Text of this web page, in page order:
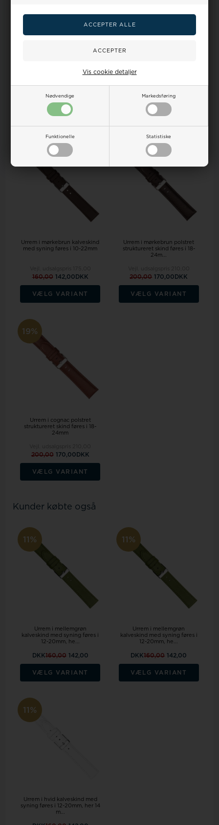
Nødvendige Markedsføring
Funktionelle Statistiske
Vis cookie detaljer
kalveskind med syning føres i
160,00 142,00DKK
VÆLG VARIANT
syning føres i 12-20mm
160,00 142,00DKK
VÆLG VARIANT
Urrem i mørkebrun kalveskind
med syning føres i 10-22mm
160,00 142,00DKK
VÆLG VARIANT
Urrem i mørkebrun polstret
struktureret skind føres i 18-
24m...
200,00 170,00DKK
VÆLG VARIANT
19%
Urrem i cognac polstret
struktureret skind føres i 18-
24mm
200,00 170,00DKK
VÆLG VARIANT
Kunder købte også
11%
Urrem i mellemgrøn
kalveskind med syning føres i
12-20mm, he...
DKK160,00 142,00
VÆLG VARIANT
11%
Urrem i mellemgrøn
kalveskind med syning føres i
12-20mm, he...
DKK160,00 142,00
VÆLG VARIANT
11%
Urrem i hvid kalveskind med
syning føres i 12-20mm, her 14
m...